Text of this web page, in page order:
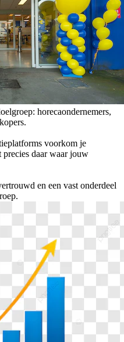
horecaondernemers,
voorkom je
daar waar jouw
en een vast onderdeel